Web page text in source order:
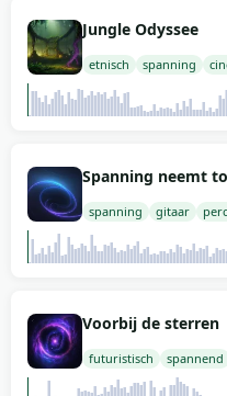
Jungle Odyssee
etnisch spanning
Spanning neemt
spanning gitaar
Voorbij de sterren
futuristisch spannend